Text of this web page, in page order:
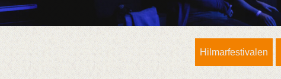
Hilmarfestivalen